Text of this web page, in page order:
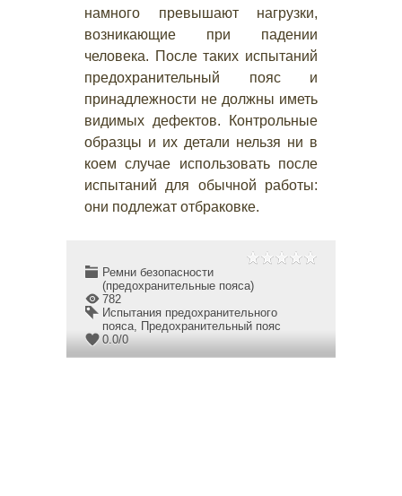
намного превышают нагрузки,
возникающие при падении
человека. После таких испытаний
предохранительный пояс и
принадлежности не должны иметь
видимых дефектов. Контрольные
образцы и их детали нельзя ни в
коем случае использовать после
испытаний для обычной работы:
они подлежат отбраковке.
Ремни безопасности
(предохранительные пояса)
782
Испытания предохранительного
пояса, Предохранительный пояс
0.0/0